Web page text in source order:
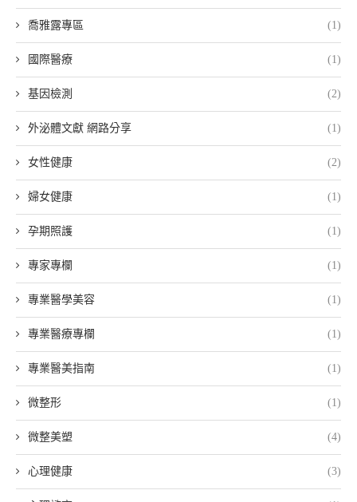
喬雅露專區 (1)
國際醫療 (1)
基因檢測 (2)
外泌體文獻 網路分享 (1)
女性健康 (2)
婦女健康 (1)
孕期照護 (1)
專家專欄 (1)
專業醫學美容 (1)
專業醫療專欄 (1)
專業醫美指南 (1)
微整形 (1)
微整美塑 (4)
心理健康 (3)